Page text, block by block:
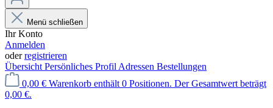
Menü schließen
Ihr Konto
Anmelden
oderregistrieren
Übersicht Persönliches Profil Adressen Bestellungen
0,00 € Warenkorb enthält 0 Positionen. Der Gesamtwert beträgt
0,00 €.